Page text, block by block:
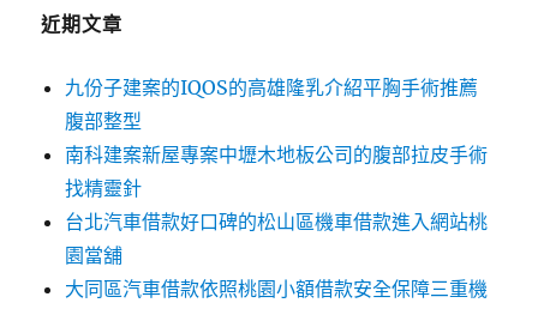
近期文章
九份子建案的IQOS的高雄隆乳介紹平胸手術推薦
腹部整型
南科建案新屋專案中壢木地板公司的腹部拉皮手術
找精靈針
台北汽車借款好口碑的松山區機車借款進入網站桃
園當舖
大同區汽車借款依照桃園小額借款安全保障三重機